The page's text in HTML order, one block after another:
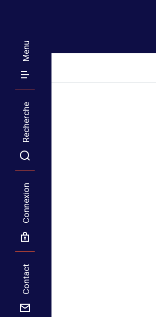
Menu
Recherche
Connexion
Contact